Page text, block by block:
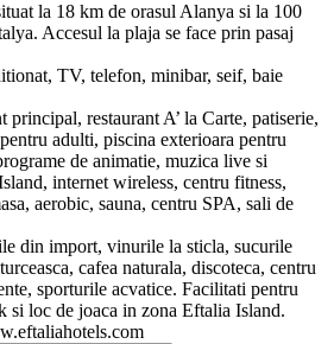
la 18 km de orasul Alanya si la 100
Accesul la plaja se face prin pasaj
TV, telefon, minibar, seif, baie
principal, restaurant A’ la Carte, patiserie,
adulti, piscina exterioara pentru
de animatie, muzica live si
internet wireless, centru fitness,
aerobic, sauna, centru SPA, sali de
din import, vinurile la sticla, sucurile
cafea naturala, discoteca, centru
sporturile acvatice. Facilitati pentru
si loc de joaca in zona Eftalia Island.